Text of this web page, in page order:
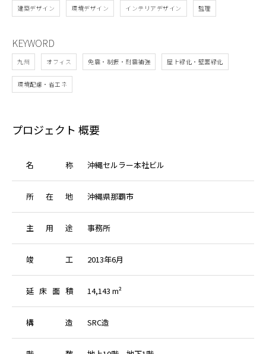
建築デザイン 環境デザイン インテリアデザイン 監理
KEYWORD
九州 オフィス 免震・制振・耐震補強 屋上緑化・壁面緑化
環境配慮・省エネ
プロジェクト 概要
名 称 沖縄セルラー本社ビル
所 在 地 沖縄県那覇市
主 用 途 事務所
竣 工 2013年6月
延 床 面 積 14,143 m²
構 造 SRC造